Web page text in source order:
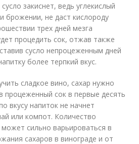
закиснет, ведь углекислый
брожении, не даст кислороду
трех дней мезга
процедить сок, отжав также
сусло непроцеженным дней
более терпкий вкус.
сладкое вино, сахар нужно
процеженный сок в первые десять
вкусу напиток не начнет
или компот. Количество
сильно варьироваться в
сахаров в винограде и от